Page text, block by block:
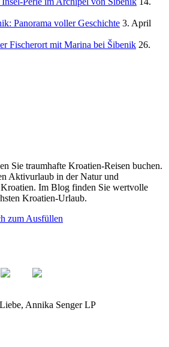
Panorama voller Geschichte 3. April
Fischerort mit Marina bei Šibenik 26.
Sie traumhafte Kroatien-Reisen buchen.
Aktivurlaub in der Natur und
Im Blog finden Sie wertvolle
Kroatien-Urlaub.
Annika Senger LP